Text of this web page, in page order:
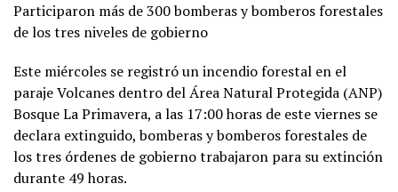
Participaron más de 300 bomberas y bomberos forestales
de los tres niveles de gobierno
Este miércoles se registró un incendio forestal en el
paraje Volcanes dentro del Área Natural Protegida (ANP)
Bosque La Primavera, a las 17:00 horas de este viernes se
declara extinguido, bomberas y bomberos forestales de
los tres órdenes de gobierno trabajaron para su extinción
durante 49 horas.